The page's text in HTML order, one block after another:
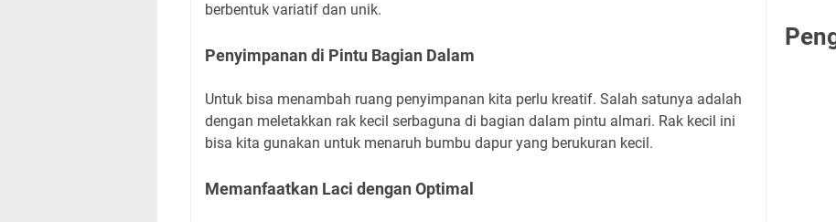
berbentuk variatif dan unik.
Penyimpanan di Pintu Bagian Dalam
Untuk bisa menambah ruang penyimpanan kita perlu kreatif. Salah satunya adalah
dengan meletakkan rak kecil serbaguna di bagian dalam pintu almari. Rak kecil ini
bisa kita gunakan untuk menaruh bumbu dapur yang berukuran kecil.
Memanfaatkan Laci dengan Optimal